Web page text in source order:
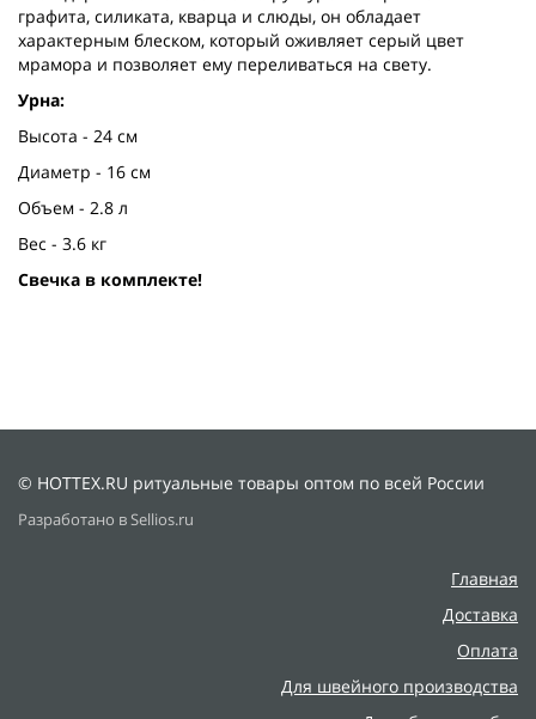
графита, силиката, кварца и слюды, он обладает
характерным блеском, который оживляет серый цвет
мрамора и позволяет ему переливаться на свету.
Урна:
Высота - 24 см
Диаметр - 16 см
Объем - 2.8 л
Вес - 3.6 кг
Свечка в комплекте!
© HOTTEX.RU ритуальные товары оптом по всей России
Разработано в Sellios.ru
Главная
Доставка
Оплата
Для швейного производства